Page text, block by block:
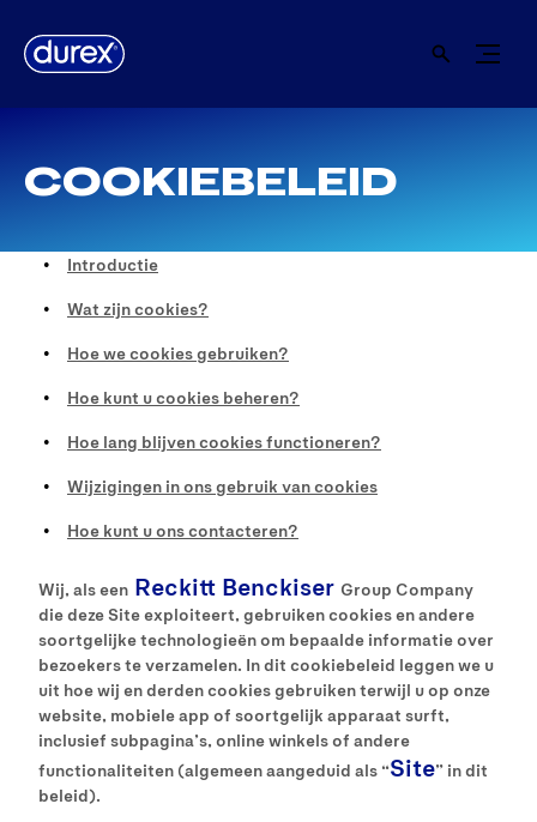
COOKIEBELEID
Introductie
Wat zijn cookies?
Hoe we cookies gebruiken?
Hoe kunt u cookies beheren?
Hoe lang blijven cookies functioneren?
Wijzigingen in ons gebruik van cookies
Hoe kunt u ons contacteren?
Wij, als een Reckitt Benckiser Group Company
die deze Site exploiteert, gebruiken cookies en andere
soortgelijke technologieën om bepaalde informatie over
bezoekers te verzamelen. In dit cookiebeleid leggen we u
uit hoe wij en derden cookies gebruiken terwijl u op onze
website, mobiele app of soortgelijk apparaat surft,
inclusief subpagina’s, online winkels of andere
functionaliteiten (algemeen aangeduid als “Site” in dit
beleid).